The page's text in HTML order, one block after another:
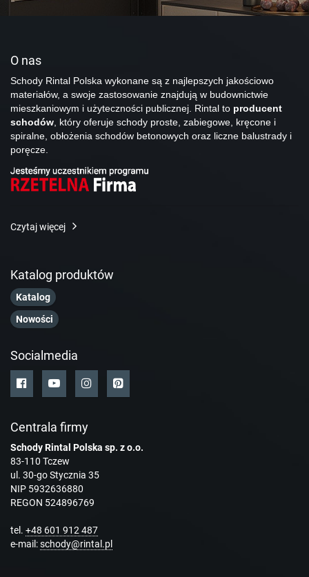
O nas
Schody Rintal Polska wykonane są z najlepszych jakościowo
materiałów, a swoje zastosowanie znajdują w budownictwie
mieszkaniowym i użyteczności publicznej. Rintal to producent
schodów , który oferuje schody proste, zabiegowe, kręcone i
spiralne, obłożenia schodów betonowych oraz liczne balustrady i
poręcze.
Czytaj więcej
Katalog produktów
Katalog
Nowości
Socialmedia
Centrala firmy
Schody Rintal Polska sp. z o.o.
83-110 Tczew
ul. 30-go Stycznia 35
NIP 5932636880
REGON 524896769
tel. +48 601 912 487
e-mail:schody@rintal.pl